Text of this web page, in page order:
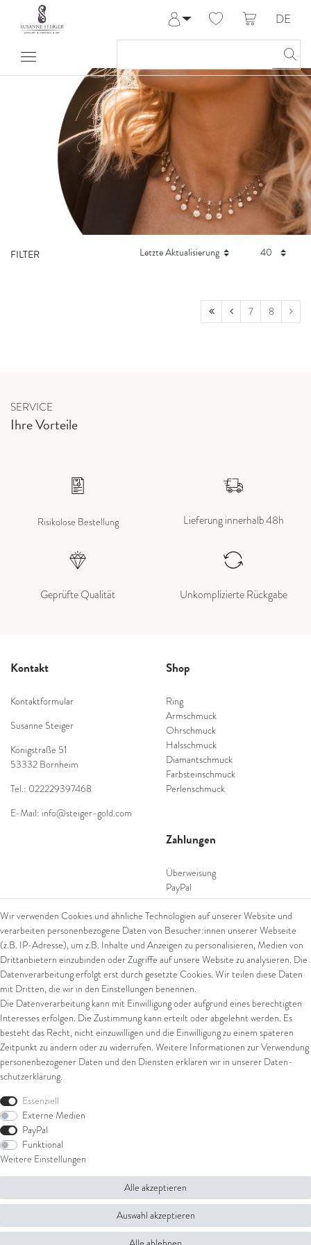
Anmelden
Meine Bestellungen
Hilfe & Kontakt
DE
FILTER
7 8
SERVICE
Ihre Vorteile
Risikolose Bestellung Lieferung innerhalb 48h
Geprüfte Qualität Unkomplizierte Rückgabe
Kontakt
Kontaktformular
Susanne Steiger
Königstraße 51
53332 Bornheim
Tel.: 022229397468
E-Mail: info@steiger-gold.com
Shop
Ring
Armschmuck
Ohrschmuck
Halsschmuck
Diamantschmuck
Farbsteinschmuck
Perlenschmuck
Zahlungen
Überweisung
PayPal
SEPA Lastschrift
giropay
Kreditkarte
Versand
UPS
FedEx
© Copyright 2026 Juwelier Steiger | Alle Rechte vorbehalten.
Wir verwenden Cookies und ähnliche Technologien auf unserer Website und
verarbeiten personenbezogene Daten von Besucher:innen unserer Webseite
(z.B. IP-Adresse), um z.B. Inhalte und Anzeigen zu personalisieren, Medien von
Drittanbietern einzubinden oder Zugriffe auf unsere Website zu analysieren. Die
Datenverarbeitung erfolgt erst durch gesetzte Cookies. Wir teilen diese Daten
mit Dritten, die wir in den Einstellungen benennen.
Die Datenverarbeitung kann mit Einwilligung oder aufgrund eines berechtigten
Interesses erfolgen. Die Zustimmung kann erteilt oder abgelehnt werden. Es
besteht das Recht, nicht einzuwilligen und die Einwilligung zu einem späteren
Zeitpunkt zu ändern oder zu widerrufen. Weitere Informationen zur Verwendung
personenbezogener Daten und den Diensten erklären wir in unserer Daten­
schutz­erklärung.
Essenziell
Externe Medien
PayPal
Funktional
Weitere Einstellungen
Alle akzeptieren
Auswahl akzeptieren